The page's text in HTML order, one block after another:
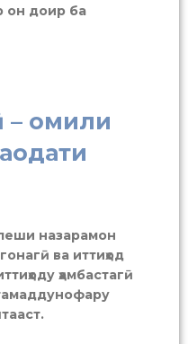
он доир ба
– омили
назарамон
ва иттиҳод
ҳамбастагӣ